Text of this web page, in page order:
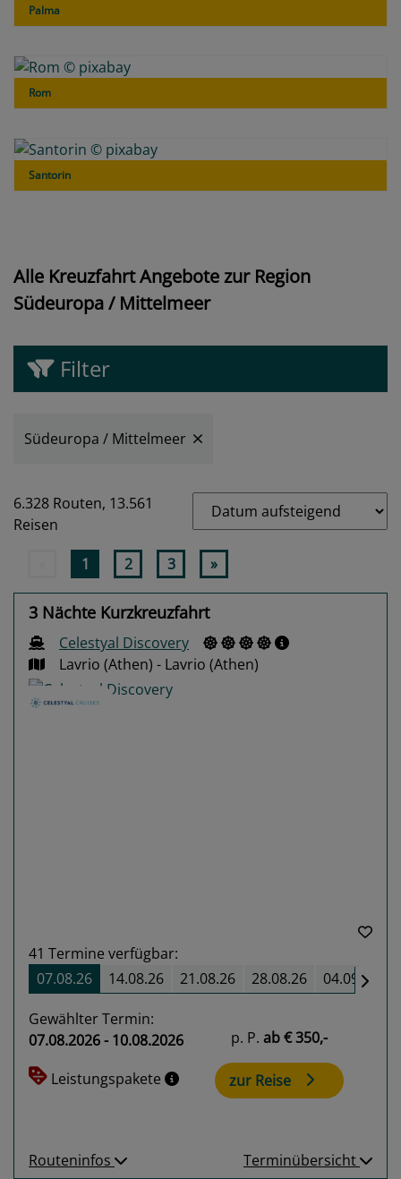
Palma
Rom
Santorin
Alle Kreuzfahrt Angebote zur Region
Südeuropa / Mittelmeer
Filter
Südeuropa / Mittelmeer
6.328 Routen, 13.561
Reisen
1 2 3 »
3 Nächte Kurzkreuzfahrt
Celestyal Discovery
Lavrio (Athen) - Lavrio (Athen)
41 Termine verfügbar:
07.08.26
14.08.26 21.08.26 28.08.26 04.09.26
Gewählter Termin:
07.08.2026 - 10.08.2026
Leistungspakete
p. P. ab€ 350,-
zur Reise
Routeninfos Terminübersicht